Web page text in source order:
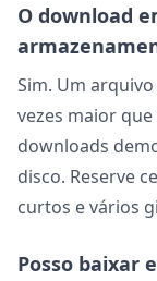
O download
Sim. Um
vezes maior
downloads
disco. Reserve
curtos e vários
Posso baixar